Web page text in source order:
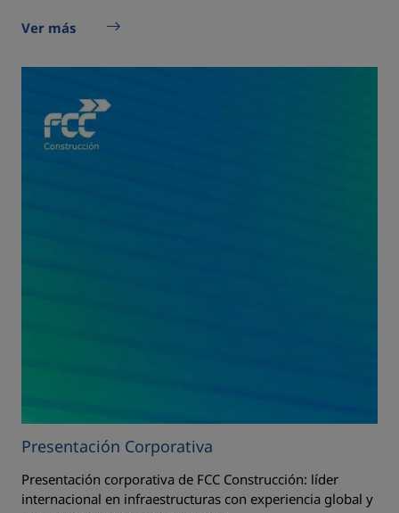
Ver más
Presentación Corporativa
Presentación corporativa de FCC Construcción: líder
internacional en infraestructuras con experiencia global y